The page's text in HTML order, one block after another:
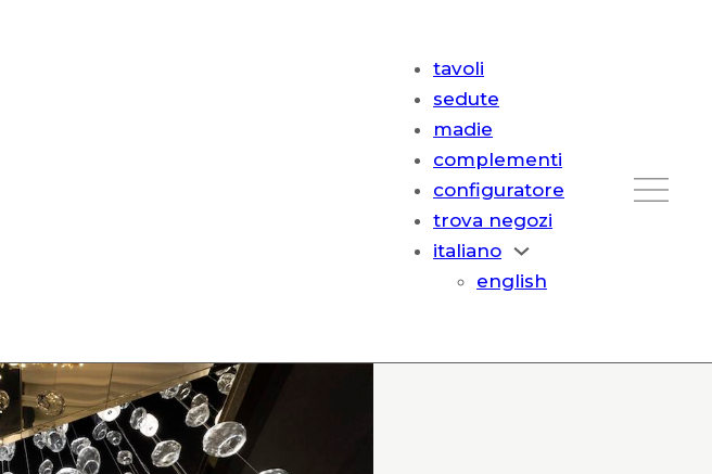
tavoli
sedute
madie
complementi
configuratore
trova negozi
italiano
english